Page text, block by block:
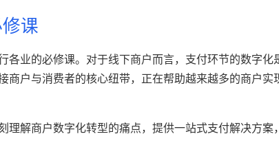
课
各业的必修课。对于线下商户而言，支付环节的数字化
商户与消费者的核心纽带，正在帮助越来越多的商户实
理解商户数字化转型的痛点，提供一站式支付解决方案